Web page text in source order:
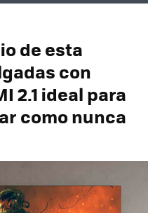
de esta
con
2.1 ideal para
como nunca